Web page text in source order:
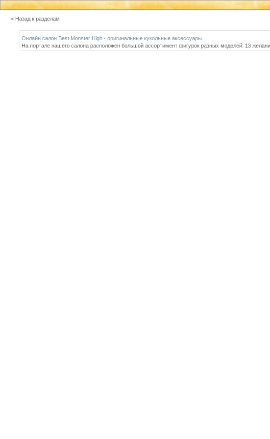
< Назад к разделам
Онлайн салон Best Monster High - оригинальные кукольные аксессуары.
На портале нашего салона расположен большой ассортимент фигурок разных моделей: 13